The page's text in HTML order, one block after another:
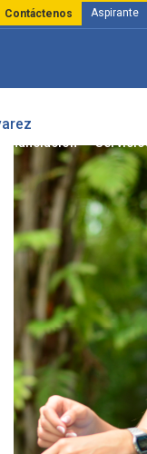
Financiación
Aspirante
Contáctenos